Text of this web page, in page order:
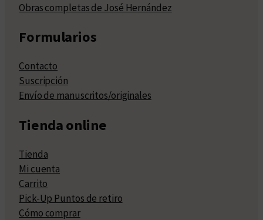
Obras completas de José Hernández
Formularios
Contacto
Suscripción
Envío de manuscritos/originales
Tienda online
Tienda
Mi cuenta
Carrito
Pick-Up Puntos de retiro
Cómo comprar